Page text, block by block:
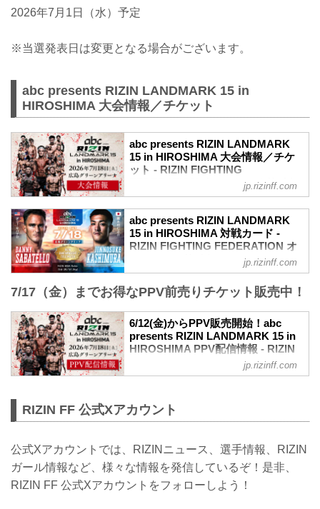
申し込みください。
し込みください。
イベント参加キャンセルを繰り返される
2026年7月1日（水）予定
※当選発表日は変更となる場合がございます。
abc presents RIZIN LANDMARK 15 in
HIROSHIMA 大会情報／チケット
abc presents RIZIN LANDMARK
15 in HIROSHIMA 大会情報／チケ
ット - RIZIN FIGHTING
FEDERATION オフィシャルサイト
HIROSHIMA 大会概要
開催日時
2026年7月18日（土）12:00開場／14:00開
広島グリーンアリーナ
バス：「紙屋町」又は「バスセンター」
下車
路面電車：「紙屋町西」又は「原爆ドー
ム前」下車
アストラムライン：「県庁前」下車（西2
!1m18!1m12!1m3!1d3292.0751650412312
!2d132.45254537524724!3...
jp.rizinff.com
abc presents RIZIN LANDMARK
15 in HIROSHIMA 対戦カード -
RIZIN FIGHTING FEDERATION オ
テロ vs. 鹿志村仁之介
RIZIN MMAルール：5分3R（61.0kg）
ダニー・サバテロ vs. 鹿志村仁之介
カルシャガ・ダウトベック vs. 萩原京平
RIZIN MMAルール：5分3R（66.0kg）
カルシャガ・ダウトベック vs. 萩原京平
太田忍 vs. イリスベク・ティレノフ
jp.rizinff.com
7/17（金）までお得なPPV前売りチケット販売中！
6/12(金)からPPV販売開始！abc
presents RIZIN LANDMARK 15 in
HIROSHIMA PPV配信情報 - RIZIN
FIGHTING FEDERATION オフィシ
ャルサイト
HIROSHIMAのPPV配信チケットが、6月
12日（金）12時よりRIZIN 100 CLUB、
がスタート！（※スカパー！は6/26(金)販
売開始）
お得なPPV前売りチケットは、大会前日
の7月17日（金）23:59まで販売！
jp.rizinff.com
RIZIN FF 公式Xアカウント
公式Xアカウントでは、RIZINニュース、選手情報、RIZIN
ガール情報など、様々な情報を発信しているぞ！是非、
RIZIN FF 公式Xアカウントをフォローしよう！